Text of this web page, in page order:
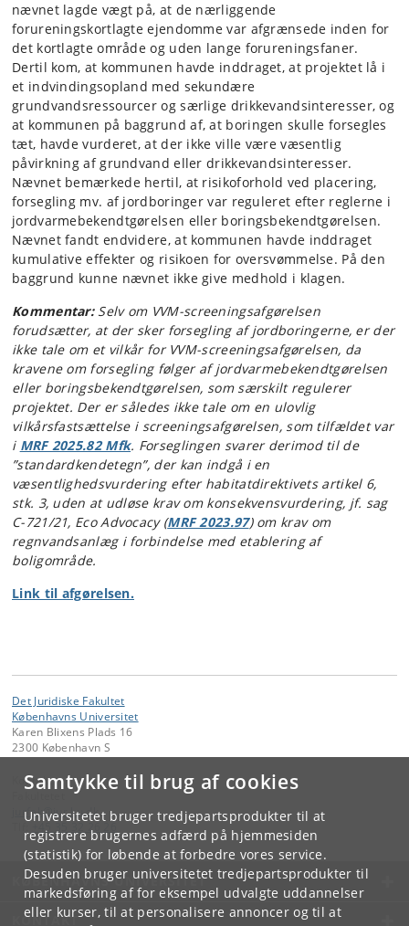
Samtykke til brug af cookies
Universitetet bruger tredjepartsprodukter til at
registrere brugernes adfærd på hjemmesiden
(statistik) for løbende at forbedre vores service.
Desuden bruger universitetet tredjepartsprodukter til
markedsføring af for eksempel udvalgte uddannelser
eller kurser, til at personalisere annoncer og til at
nævnet lagde vægt på, at de nærliggende
forureningskortlagte ejendomme var afgrænsede inden for
det kortlagte område og uden lange forureningsfaner.
Dertil kom, at kommunen havde inddraget, at projektet lå i
et indvindingsopland med sekundære
grundvandsressourcer og særlige drikkevandsinteresser, og
at kommunen på baggrund af, at boringen skulle forsegles
tæt, havde vurderet, at der ikke ville være væsentlig
påvirkning af grundvand eller drikkevandsinteresser.
Nævnet bemærkede hertil, at risikoforhold ved placering,
forsegling mv. af jordboringer var reguleret efter reglerne i
jordvarmebekendtgørelsen eller boringsbekendtgørelsen.
Nævnet fandt endvidere, at kommunen havde inddraget
kumulative effekter og risikoen for oversvømmelse. På den
baggrund kunne nævnet ikke give medhold i klagen.
Kommentar:Selv om VVM-screeningsafgørelsen
forudsætter, at der sker forsegling af jordboringerne, er der
ikke tale om et vilkår for VVM-screeningsafgørelsen, da
kravene om forsegling følger af jordvarmebekendtgørelsen
eller boringsbekendtgørelsen, som særskilt regulerer
projektet. Der er således ikke tale om en ulovlig
vilkårsfastsættelse i screeningsafgørelsen, som tilfældet var
i MRF 2025.82 Mfk. Forseglingen svarer derimod til de
”standardkendetegn”, der kan indgå i en
væsentlighedsvurdering efter habitatdirektivets artikel 6,
stk. 3, uden at udløse krav om konsekvensvurdering, jf. sag
C-721/21, Eco Advocacy (MRF 2023.97) om krav om
regnvandsanlæg i forbindelse med etablering af
boligområde.
Link til afgørelsen.
Det Juridiske Fakultet
Københavns Universitet
Karen Blixens Plads 16
2300 København S
Kontakt:
jurfak @jur.ku.dk
KØBENHAVNS UNIVERSITET
KONTAKT